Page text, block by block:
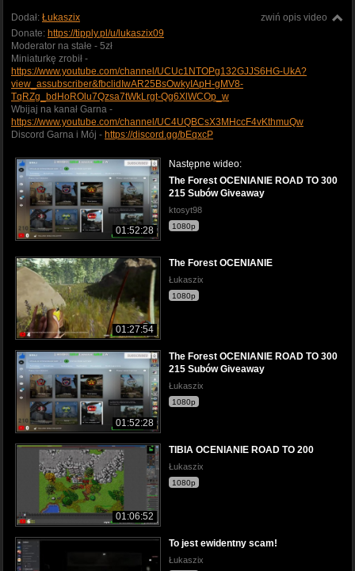
zwiń opis video
Dodał: Łukaszix
Donate: https://tipply.pl/u/lukaszix09
Moderator na stałe - 5zł
Miniaturkę zrobił -
https://www.youtube.com/channel/UCUc1NTOPg132GJJS6HG-UkA?
view_assubscriber&fbclidIwAR25BsOwkyIApH-gMV8-
TqRZg_bdHoROlu7Qzsa7tWkLrgt-Qg6XlWCOp_w
Wbijaj na kanał Garna -
https://www.youtube.com/channel/UC4UQBCsX3MHccF4vKthmuQw
Discord Garna i Mój - https://discord.gg/bEqxcP
01:52:28
Następne wideo:
The Forest OCENIANIE ROAD TO 300
215 Subów Giveaway
ktosyt98
1080p
01:27:54
The Forest OCENIANIE
Łukaszix
1080p
01:52:28
The Forest OCENIANIE ROAD TO 300
215 Subów Giveaway
Łukaszix
1080p
01:06:52
TIBIA OCENIANIE ROAD TO 200
Łukaszix
1080p
To jest ewidentny scam!
Łukaszix